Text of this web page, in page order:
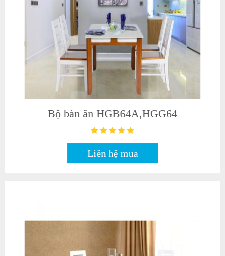
Bộ bàn ăn HGB64A,HGG64
Liên hệ mua